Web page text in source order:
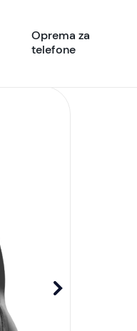
Oprema za
telefone